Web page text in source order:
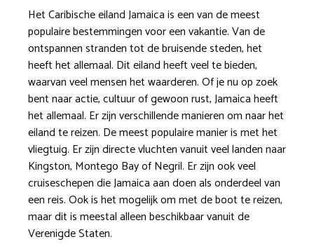
Het Caribische eiland Jamaica is een van de meest
populaire bestemmingen voor een vakantie. Van de
ontspannen stranden tot de bruisende steden, het
heeft het allemaal. Dit eiland heeft veel te bieden,
waarvan veel mensen het waarderen. Of je nu op zoek
bent naar actie, cultuur of gewoon rust, Jamaica heeft
het allemaal. Er zijn verschillende manieren om naar het
eiland te reizen. De meest populaire manier is met het
vliegtuig. Er zijn directe vluchten vanuit veel landen naar
Kingston, Montego Bay of Negril. Er zijn ook veel
cruiseschepen die Jamaica aan doen als onderdeel van
een reis. Ook is het mogelijk om met de boot te reizen,
maar dit is meestal alleen beschikbaar vanuit de
Verenigde Staten.